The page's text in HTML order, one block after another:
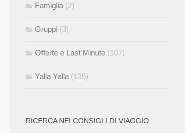
Famiglia (2)
Gruppi (3)
Offerte e Last Minute (107)
Yalla Yalla (135)
RICERCA NEI CONSIGLI DI VIAGGIO